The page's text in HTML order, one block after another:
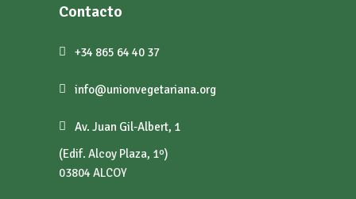
Contacto
+34 865 64 40 37
info@unionvegetariana.org
Av. Juan Gil-Albert, 1
(Edif. Alcoy Plaza, 1º)
03804 ALCOY